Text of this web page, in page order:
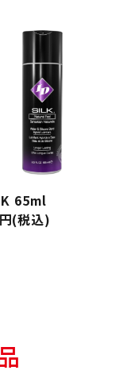
65ml
(税込)